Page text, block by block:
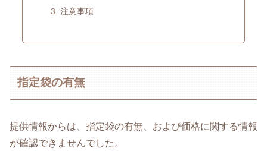
注意事項
指定袋の有無
提供情報からは、指定袋の有無、および価格に関する情報
が確認できませんでした。